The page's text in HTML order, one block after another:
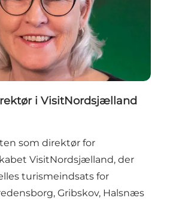
i VisitNordsjælland
som direktør for
VisitNordsjælland, der
turismeindsats for
Gribskov, Halsnæs